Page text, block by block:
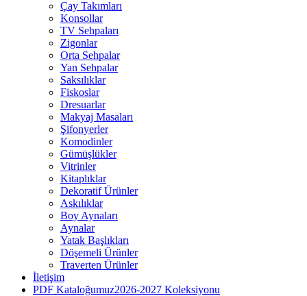
Çay Takımları
Konsollar
TV Sehpaları
Zigonlar
Orta Sehpalar
Yan Sehpalar
Saksılıklar
Fiskoslar
Dresuarlar
Makyaj Masaları
Şifonyerler
Komodinler
Gümüşlükler
Vitrinler
Kitaplıklar
Dekoratif Ürünler
Askılıklar
Boy Aynaları
Aynalar
Yatak Başlıkları
Döşemeli Ürünler
Traverten Ürünler
İletişim
PDF Kataloğumuz2026-2027 Koleksiyonu